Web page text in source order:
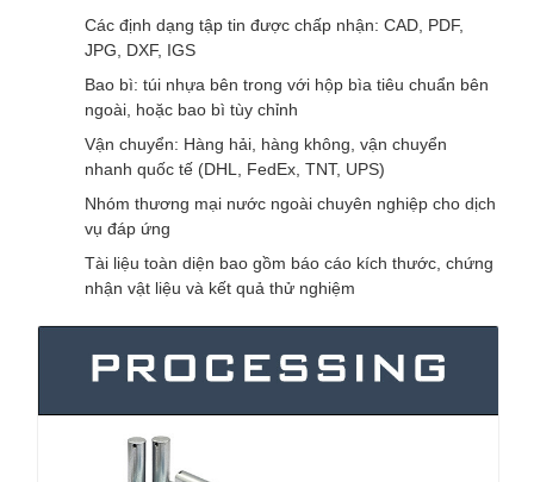
Các định dạng tập tin được chấp nhận: CAD, PDF,
JPG, DXF, IGS
Bao bì: túi nhựa bên trong với hộp bìa tiêu chuẩn bên
ngoài, hoặc bao bì tùy chỉnh
Vận chuyển: Hàng hải, hàng không, vận chuyển
nhanh quốc tế (DHL, FedEx, TNT, UPS)
Nhóm thương mại nước ngoài chuyên nghiệp cho dịch
vụ đáp ứng
Tài liệu toàn diện bao gồm báo cáo kích thước, chứng
nhận vật liệu và kết quả thử nghiệm